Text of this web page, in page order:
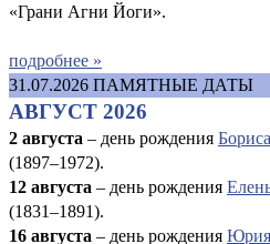
«Грани Агни Йоги».
подробнее »
31.07.2026 ПАМЯТНЫЕ ДАТЫ
АВГУСТ 2026
2 августа – день рождения
(1897–1972).
12 августа – день рождения
(1831–1891).
16 августа – день рождения Юрия